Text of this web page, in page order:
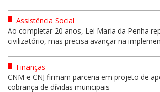
Assistência Social
Ao completar 20 anos, Lei Maria da Penha
civilizatório, mas precisa avançar na
Finanças
CNM e CNJ firmam parceria em projeto de
cobrança de dívidas municipais